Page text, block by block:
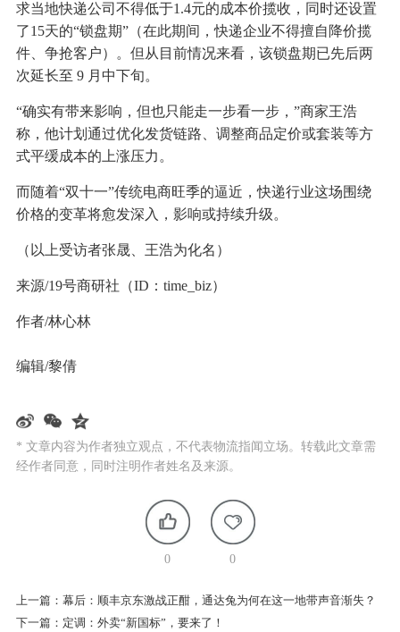
求当地快递公司不得低于1.4元的成本价揽收，同时还设置
了15天的“锁盘期”（在此期间，快递企业不得擅自降价揽
件、争抢客户）。但从目前情况来看，该锁盘期已先后两
次延长至 9 月中下旬。
“确实有带来影响，但也只能走一步看一步，”商家王浩
称，他计划通过优化发货链路、调整商品定价或套装等方
式平缓成本的上涨压力。
而随着“双十一”传统电商旺季的逼近，快递行业这场围绕
价格的变革将愈发深入，影响或持续升级。
（以上受访者张晟、王浩为化名）
来源/19号商研社（ID：time_biz）
作者/林心林
编辑/黎倩
* 文章内容为作者独立观点，不代表物流指闻立场。转载此文章需
经作者同意，同时注明作者姓名及来源。
0 0
上一篇： 幕后：顺丰京东激战正酣，通达兔为何在这一地带声音渐失？
下一篇： 定调：外卖“新国标”，要来了！